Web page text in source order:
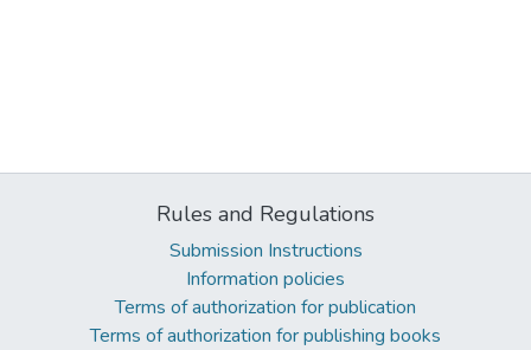
Rules and Regulations
Submission Instructions
Information policies
Terms of authorization for publication
Terms of authorization for publishing books